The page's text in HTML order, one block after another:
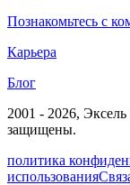
Познакомьтесь с
Карьера
Блог
2001 - 2026,
защищены.
политика
использования